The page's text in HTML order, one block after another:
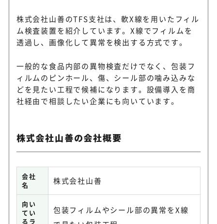
株式会社山善のTFS支社は、軟X線を用いたフィル
ム検査装置を紹介しています。X線でフィルムを
透過し、画像化して異常を検出する方式です。
一般的な食品内部の異物検査だけでなく、包装フ
ィルムのピンホール、傷、シール部の噛み込みな
どを見たい工程で候補になります。設備導入を商
社経由で相談したい企業にも向いています。
株式会社山善の会社概要
会社
名
株式会社山善
向い
てい
るラ
包装フィルムやシール部の異常をX線